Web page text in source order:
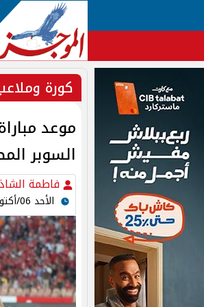
كورة
موعد
السوبر
فاطمة
الأحد 06/أكتوبر/2024 - 04:35 م